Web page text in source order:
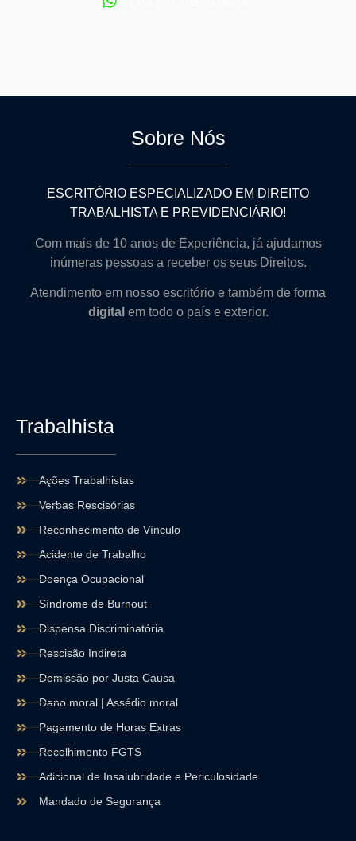
Sobre Nós
ESCRITÓRIO ESPECIALIZADO EM DIREITO
TRABALHISTA E PREVIDENCIÁRIO!
Com mais de 10 anos de Experiência, já ajudamos
inúmeras pessoas a receber os seus Direitos.
Atendimento em nosso escritório e também de forma
digital em todo o país e exterior.
Trabalhista
Ações Trabalhistas
Verbas Rescisórias
Reconhecimento de Vínculo
Acidente de Trabalho
Doença Ocupacional
Síndrome de Burnout
Dispensa Discriminatória
Rescisão Indireta
Demissão por Justa Causa
Dano moral | Assédio moral
Pagamento de Horas Extras
Recolhimento FGTS
Adicional de Insalubridade e Periculosidade
Mandado de Segurança